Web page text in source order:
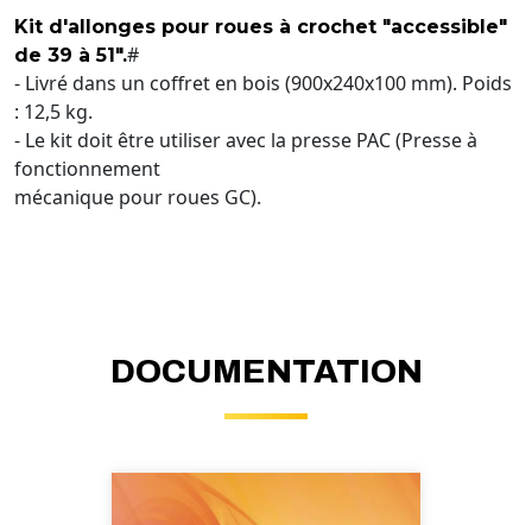
Kit d'allonges pour roues à crochet "accessible"
de 39 à 51".#
- Livré dans un coffret en bois (900x240x100 mm). Poids
: 12,5 kg.
- Le kit doit être utiliser avec la presse PAC (Presse à
fonctionnement
mécanique pour roues GC).
DOCUMENTATION